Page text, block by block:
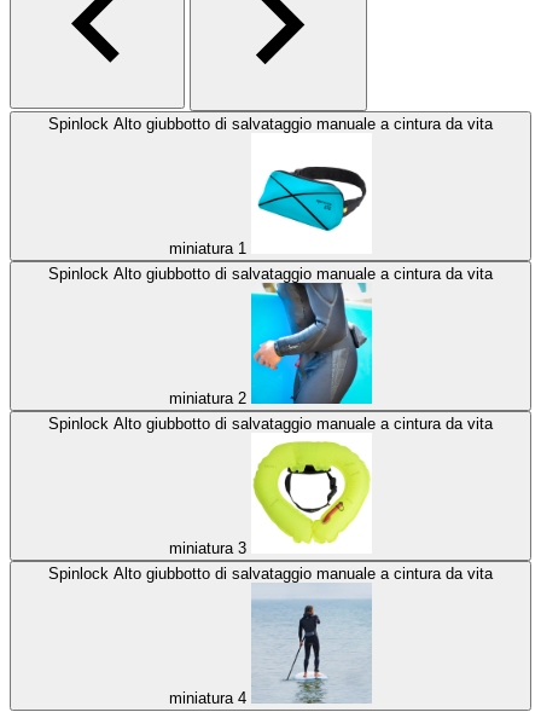
Spinlock Alto giubbotto di salvataggio manuale a cintura da vita
miniatura 1
Spinlock Alto giubbotto di salvataggio manuale a cintura da vita
miniatura 2
Spinlock Alto giubbotto di salvataggio manuale a cintura da vita
miniatura 3
Spinlock Alto giubbotto di salvataggio manuale a cintura da vita
miniatura 4